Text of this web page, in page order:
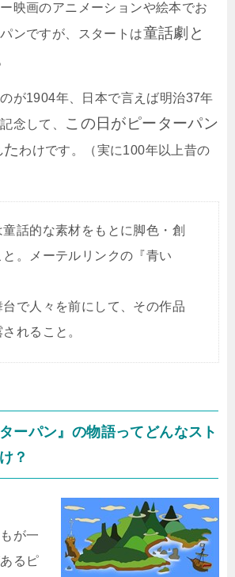
映画のアニメーションや絵本でお
ンですが、スタートは童話劇と
が1904年、日本で言えば明治37年
念して、
この日がピーターパン
わけです。（実に100年以上昔の
話的な素材をもとに脚色・創
。メーテルリンクの『青い
で人々を前にして、その作品
れること。
ーパン』の物語ってどんなスト
？
が一
るピ